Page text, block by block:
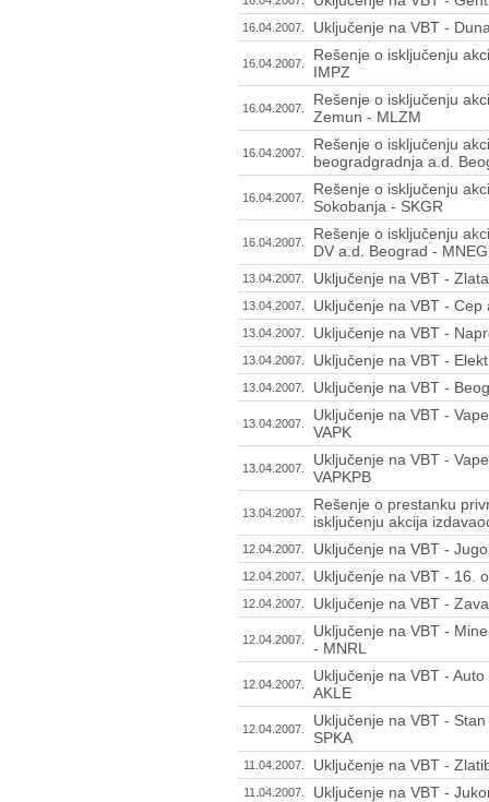
16.04.2007. Uključenje na VBT -
16.04.2007.
Rešenje o isključenju
IMPZ
16.04.2007.
Rešenje o isključenju
Zemun - MLZM
16.04.2007.
Rešenje o isključenju
beogradgradnja a.d.
16.04.2007.
Rešenje o isključenju
Sokobanja - SKGR
16.04.2007.
Rešenje o isključenju
DV a.d. Beograd - MNEG
13.04.2007. Uključenje na VBT -
13.04.2007. Uključenje na VBT - Cep
13.04.2007. Uključenje na VBT -
13.04.2007. Uključenje na VBT -
13.04.2007. Uključenje na VBT -
13.04.2007.
Uključenje na VBT -
VAPK
13.04.2007.
Uključenje na VBT -
VAPKPB
13.04.2007.
Rešenje o prestanku
isključenju akcija
12.04.2007. Uključenje na VBT -
12.04.2007. Uključenje na VBT - 16.
12.04.2007. Uključenje na VBT -
12.04.2007.
Uključenje na VBT -
- MNRL
12.04.2007.
Uključenje na VBT -
AKLE
12.04.2007.
Uključenje na VBT -
SPKA
11.04.2007. Uključenje na VBT -
11.04.2007. Uključenje na VBT -